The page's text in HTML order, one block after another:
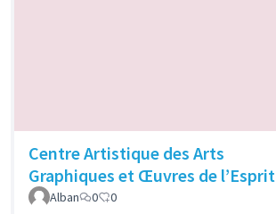
Centre Artistique des Arts
Graphiques et Œuvres de l’Esprit
Alban 0 0